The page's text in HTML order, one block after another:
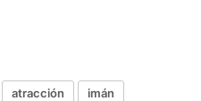
atracción imán